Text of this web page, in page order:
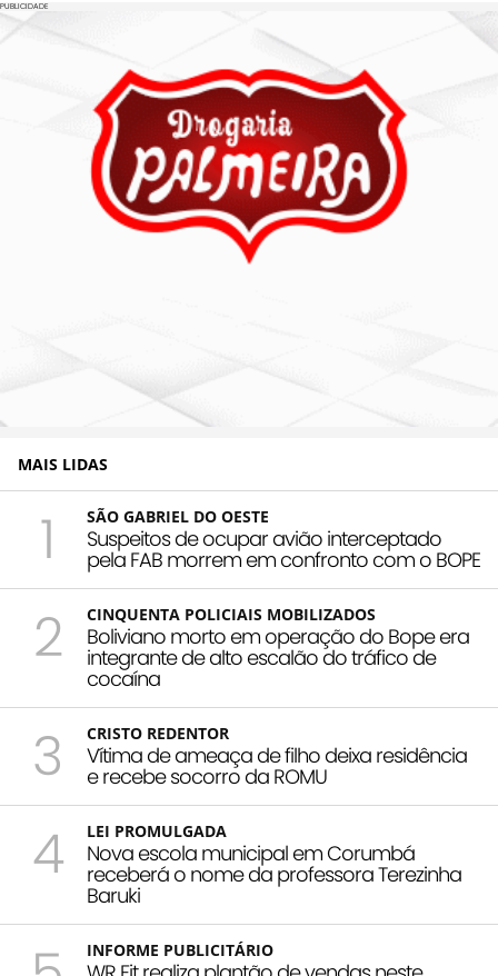
PUBLICIDADE
MAIS LIDAS
1 SÃO GABRIEL DO OESTE
Suspeitos de ocupar avião interceptado
pela FAB morrem em confronto com o BOPE
2 CINQUENTA POLICIAIS MOBILIZADOS
Boliviano morto em operação do Bope era
integrante de alto escalão do tráfico de
cocaína
3 CRISTO REDENTOR
Vítima de ameaça de filho deixa residência
e recebe socorro da ROMU
4 LEI PROMULGADA
Nova escola municipal em Corumbá
receberá o nome da professora Terezinha
Baruki
INFORME PUBLICITÁRIO